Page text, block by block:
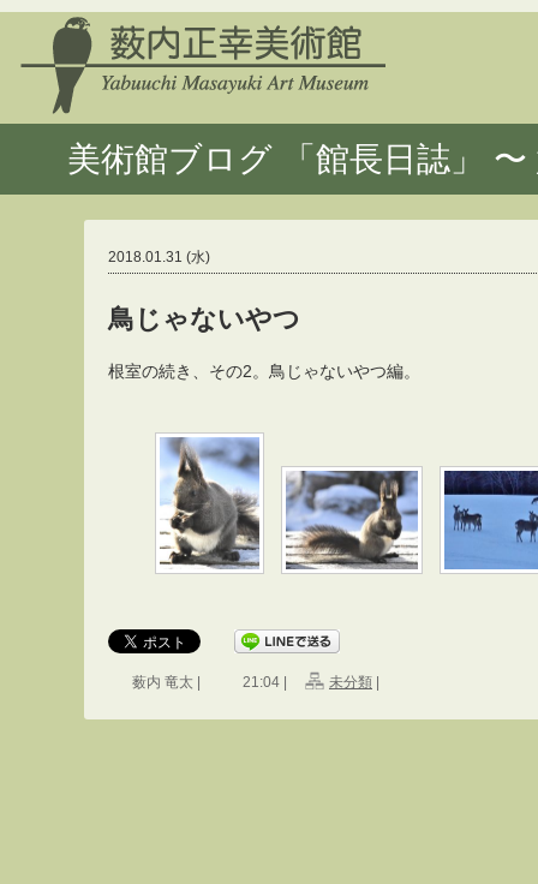
美術館ブログ 「館長日誌」
2018.01.31 (水)
鳥じゃないやつ
根室の続き、その2。鳥じゃないやつ編。
薮内 竜太 | 21:04 | 未分類